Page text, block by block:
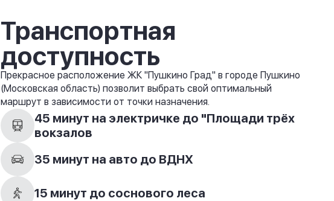
Транспортная
доступность
Прекрасное расположение ЖК "Пушкино Град" в городе Пушкино
(Московская область) позволит выбрать свой оптимальный
маршрут в зависимости от точки назначения.
45 минут на электричке до "Площади трёх
вокзалов
35 минут на авто до ВДНХ
15 минут до соснового леса